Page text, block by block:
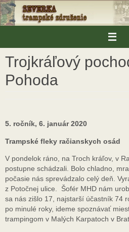
Skip
to
content
Trojkráľový
Pohoda
5. ročník, 6. január 2020
Trampské fleky račianskych osád
V pondelok ráno, na Troch kráľov, v
postupne schádzali. Bolo chladno,
počasie nás sprevádzalo celý deň.
z Potočnej ulice. Šofér MHD nám
sa nás zišlo 17, najstarší účastník 74
po minulé roky, ideme spoznávať
trampingom v Malých Karpatoch v